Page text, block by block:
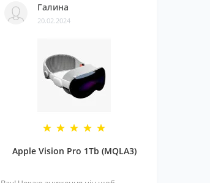
Галина
20.02.2024
Apple Vision Pro 1Tb (MQLA3)